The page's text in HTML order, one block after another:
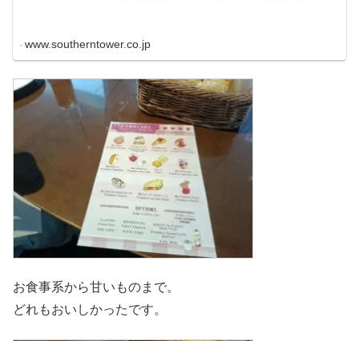
www.southerntower.co.jp
お食事系から甘いものまで。
どれもおいしかったです。